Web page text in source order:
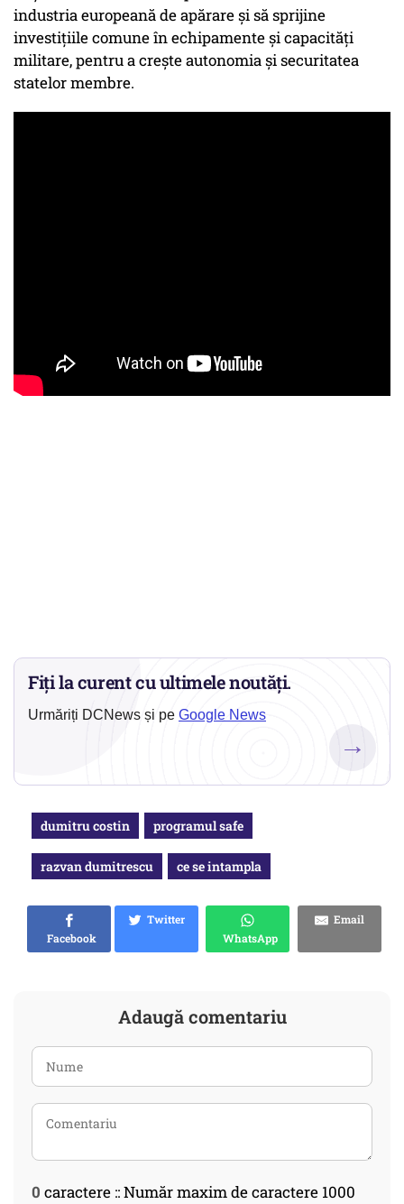
industria europeană de apărare și să sprijine
investițiile comune în echipamente și capacități
militare, pentru a crește autonomia și securitatea
statelor membre.
Fiți la curent cu ultimele noutăți.
Urmăriți DCNews și pe Google News
→
dumitru costin programul safe
razvan dumitrescu ce se intampla
Facebook
Twitter
WhatsApp
Email
Adaugă comentariu
0 caractere :: Număr maxim de caractere 1000